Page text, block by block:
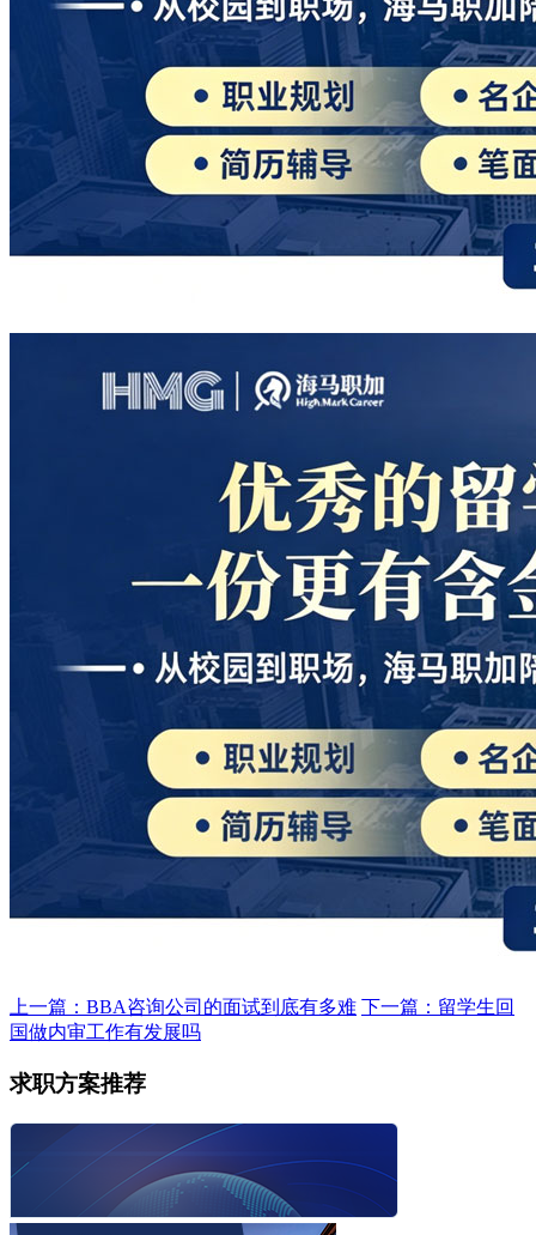
上一篇：BBA咨询公司的面试到底有多难 下一篇：留学生回
国做内审工作有发展吗
求职方案推荐